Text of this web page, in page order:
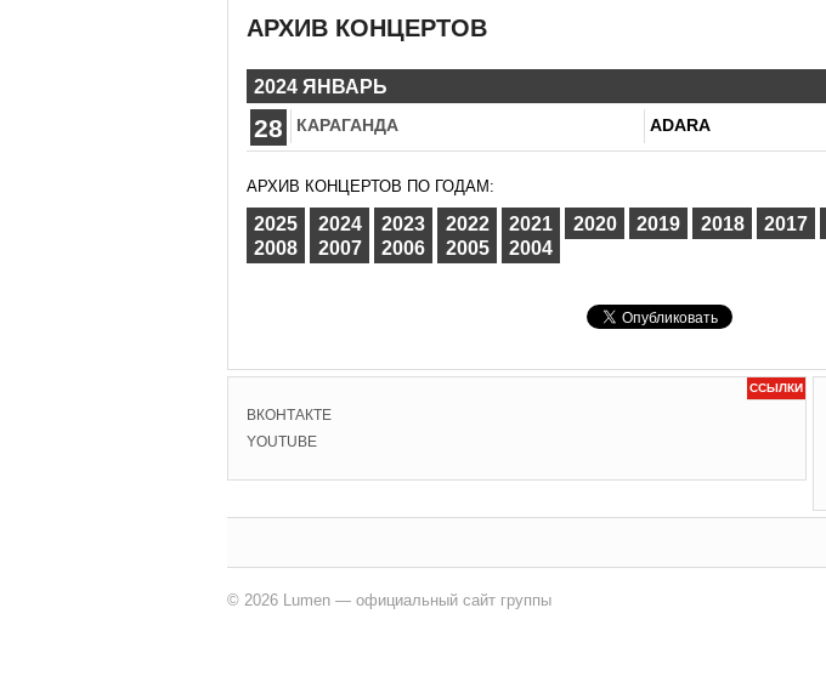
АРХИВ КОНЦЕРТОВ
2024 ЯНВАРЬ
28 КАРАГАНДА ADARA
АРХИВ КОНЦЕРТОВ ПО ГОДАМ:
2025 2024 2023 2022 2021 2020 2019 2018 2017
2008
2007 2006 2005 2004
ССЫЛКИ
ВКОНТАКТЕ
YOUTUBE
© 2026 Lumen — официальный сайт группы